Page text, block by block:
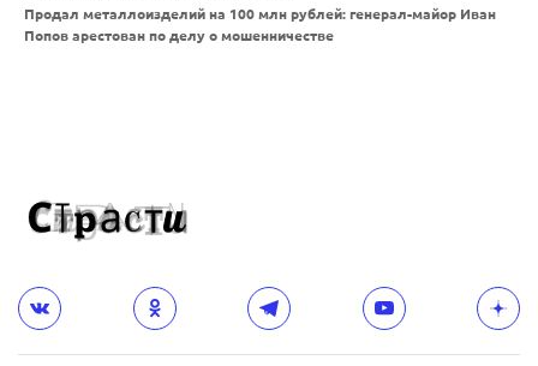
Продал металлоизделий на 100 млн рублей: генерал-майор Иван
Попов арестован по делу о мошенничестве